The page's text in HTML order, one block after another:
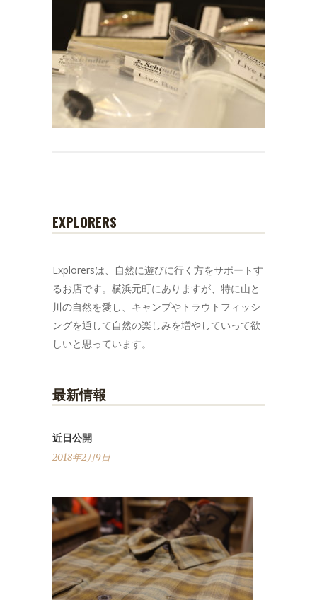
EXPLORERS
Explorersは、自然に遊びに行く方をサポートす
るお店です。横浜元町にありますが、特に山と
川の自然を愛し、キャンプやトラウトフィッシ
ングを通して自然の楽しみを増やしていって欲
しいと思っています。
最新情報
近日公開
2018年2月9日